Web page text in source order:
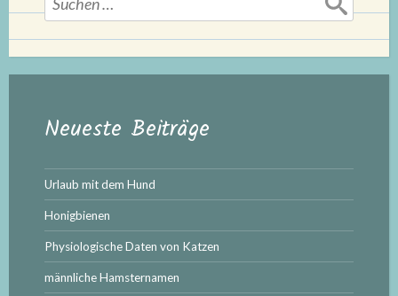
nach:
Neueste Beiträge
Urlaub mit dem Hund
Honigbienen
Physiologische Daten von Katzen
männliche Hamsternamen